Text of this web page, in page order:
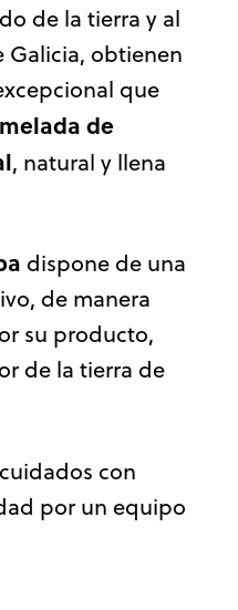
de la tierra y al
obtienen
que
de
, natural y llena
dispone de una
de manera
su producto,
de la tierra de
con
por un equipo